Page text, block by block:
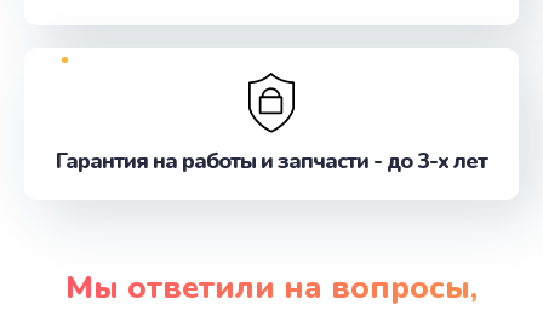
Гарантия на работы и запчасти - до 3-х лет
Мы ответили на вопросы,